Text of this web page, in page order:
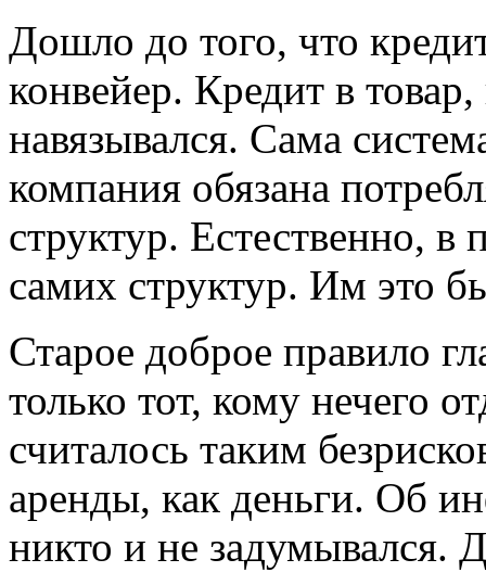
Дошло до того, что
конвейер. Кредит в
навязывался. Сама
компания обязана
структур. Естественно, в
самих структур. Им это
Старое доброе правило
только тот, кому нечего
считалось таким
аренды, как деньги. Об
никто и не задумывался.